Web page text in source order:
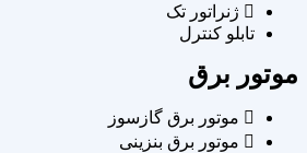
ژنراتور تک
تابلو کنترل
موتور برق
موتور برق گازسوز
موتور برق بنزینی